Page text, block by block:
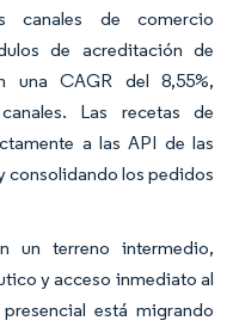
canales de comercio
de acreditación de
una CAGR del 8,55%,
Las recetas de
a las API de las
consolidando los pedidos
un terreno intermedio,
y acceso inmediato al
está migrando